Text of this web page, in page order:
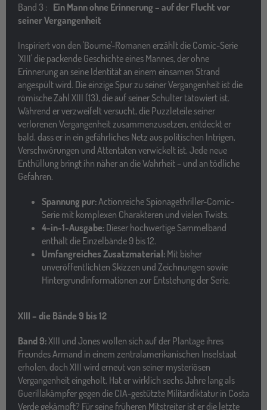
Band 3 : Ein Mann ohne Erinnerung – auf der Flucht vor
seiner Vergangenheit
Inspiriert von den 'Bourne'-Romanen erzählt die Comic-Serie
'XIII' die packende Geschichte eines Mannes, der ohne
Erinnerung an seine Identität an einem einsamen Strand
angespült wird. Die einzige Spur zu seiner Vergangenheit ist die
römische Zahl XIII (13), die auf seiner Schulter tätowiert ist.
Während er verzweifelt versucht, die Puzzleteile seiner
verlorenen Vergangenheit zusammenzusetzen, entdeckt er
bald, dass er in ein gefährliches Netz aus politischen Intrigen,
Verschwörungen und Attentaten verwickelt ist. Jede neue
Enthüllung bringt ihn näher an die Wahrheit – und an tödliche
Gefahren.
Spannung pur:Actionreiche Spionagethriller-Comic-
Serie mit komplexen Charakteren und vielen Twists.
4-in-1-Ausgabe: Dieser hochwertige Sammelband
enthält die Einzelbände 9 bis 12.
Umfangreiches Zusatzmaterial: Mit bisher
unveröffentlichten Skizzen und Zeichnungen sowie
Hintergrundinformationen zur Entstehung der Serie.
XIII – die Bände 9 bis 12
Band 9:XIII und Jones wollen sich auf der Plantage ihres
Freundes Armand in einem zentralamerikanischen Inselstaat
erholen, doch XIII wird erneut von seiner mysteriösen
Vergangenheit eingeholt. Hat er wirklich sechs Jahre lang als
Guerillakämpfer gegen die CIA-gestützte Militärdiktatur in Costa
Verde gekämpft? Für seine früheren Mitstreiter ist er die letzte